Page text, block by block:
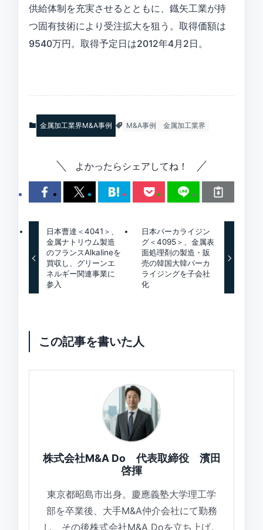
供給体制を充実させるとともに、鐡矢工業が持
つ固有技術により受注拡大を狙う。取得価額は
9540万円。取得予定日は2012年4月2日。
金属加工業界M&A事例 M&A事例 金属加工業界
よかったらシェアしてね！
日本曹達＜4041＞、
金属ナトリウム製造
のフランスAlkalineを
買収し、グリーンエ
ネルギー関連事業に
参入
日本パーカライジン
グ＜4095＞、金属表
面処理剤の製造・販
売の韓国大韓パーカ
ライジングを子会社
化
この記事を書いた人
株式会社M&A Do 代表取締役 濱田
啓揮
東京都昭島市出身。慶應義塾大学理工学
部を卒業後、大手M&A仲介会社にて勤務
し、その後株式会社M&A Doを立ち上げ。